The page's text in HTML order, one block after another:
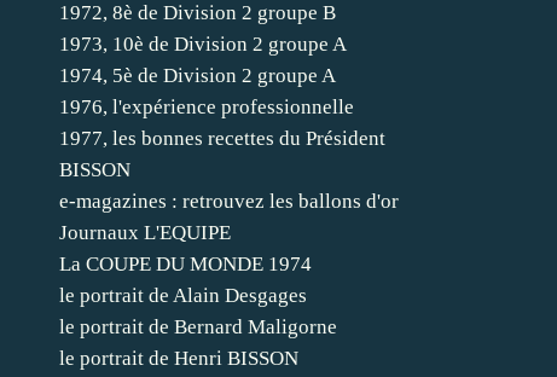
1972, 8è de Division 2 groupe B
1973, 10è de Division 2 groupe A
1974, 5è de Division 2 groupe A
1976, l'expérience professionnelle
1977, les bonnes recettes du Président
BISSON
e-magazines : retrouvez les ballons d'or
Journaux L'EQUIPE
La COUPE DU MONDE 1974
le portrait de Alain Desgages
le portrait de Bernard Maligorne
le portrait de Henri BISSON